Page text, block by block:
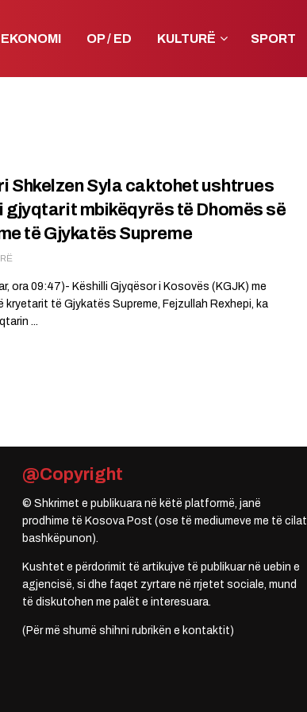
EKONOMI OP / ED KULTURË SPORT
Shkelzen Syla caktohet ushtrues
gjyqtarit mbikëqyrës të Dhomës së
të Gjykatës Supreme
ora 09:47)- Këshilli Gjyqësor i Kosovës (KGJK) me
kryetarit të Gjykatës Supreme, Fejzullah Rexhepi, ka
...
@Copyright
© Shkrimet e publikuara në këtë platformë, janë
prodhime të Kosova Post (ose të mediumeve me të cilat
bashkëpunon).
Kushtet e përdorimit të artikujve të publikuar në uebin e
agjencisë, si dhe faqet zyrtare në rrjetet sociale, mund
të diskutohen me palët e interesuara.
(Për më shumë shihni rubrikën e kontaktit)